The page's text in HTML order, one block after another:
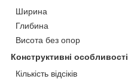
Ширина
Глибина
Висота без опор
Конструктивні особливості
Кількість відсіків